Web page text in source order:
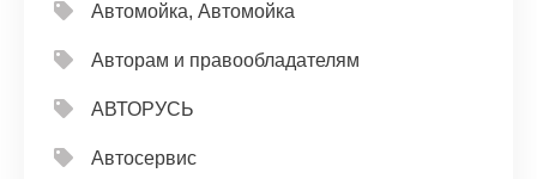
Автомойка, Автомойка
Авторам и правообладателям
АВТОРУСЬ
Автосервис